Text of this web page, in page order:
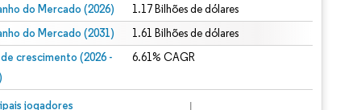
do Mercado (2026) 1.17 Bilhões de dólares
do Mercado (2031) 1.61 Bilhões de dólares
de crescimento (2026 -
6.61% CAGR
jogadores
© Mordor Intelligence. O reuso requer atribuição conforme CC BY 4.0.